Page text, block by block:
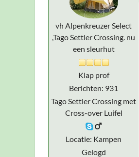
vh Alpenkreuzer Select
,Tago Settler Crossing. nu
een sleurhut
Klap prof
Berichten: 931
Tago Settler Crossing met
Cross-over Luifel
Locatie: Kampen
Gelogd